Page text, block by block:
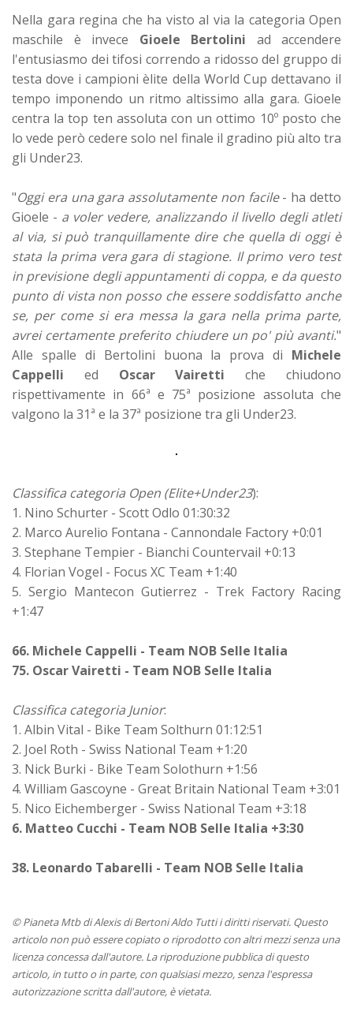
Nella gara regina che ha visto al via la categoria Open
maschile è invece Gioele Bertolini ad accendere
l'entusiasmo dei tifosi correndo a ridosso del gruppo di
testa dove i campioni èlite della World Cup dettavano il
tempo imponendo un ritmo altissimo alla gara. Gioele
centra la top ten assoluta con un ottimo 10º posto che
lo vede però cedere solo nel finale il gradino più alto tra
gli Under23.
"Oggi era una gara assolutamente non facile- ha detto
Gioele - a voler vedere, analizzando il livello degli atleti
al via, si può tranquillamente dire che quella di oggi è
stata la prima vera gara di stagione. Il primo vero test
in previsione degli appuntamenti di coppa, e da questo
punto di vista non posso che essere soddisfatto anche
se, per come si era messa la gara nella prima parte,
avrei certamente preferito chiudere un po' più avanti."
Alle spalle di Bertolini buona la prova di Michele
Cappelli ed Oscar Vairetti che chiudono
rispettivamente in 66ª e 75ª posizione assoluta che
valgono la 31ª e la 37ª posizione tra gli Under23.
Classifica categoria Open (Elite+Under23):
1. Nino Schurter - Scott Odlo 01:30:32
2. Marco Aurelio Fontana - Cannondale Factory +0:01
3. Stephane Tempier - Bianchi Countervail +0:13
4. Florian Vogel - Focus XC Team +1:40
5. Sergio Mantecon Gutierrez - Trek Factory Racing
+1:47
66. Michele Cappelli - Team NOB Selle Italia
75. Oscar Vairetti - Team NOB Selle Italia
Classifica categoria Junior:
1. Albin Vital - Bike Team Solthurn 01:12:51
2. Joel Roth - Swiss National Team +1:20
3. Nick Burki - Bike Team Solothurn +1:56
4. William Gascoyne - Great Britain National Team +3:01
5. Nico Eichemberger - Swiss National Team +3:18
6. Matteo Cucchi - Team NOB Selle Italia +3:30
38. Leonardo Tabarelli - Team NOB Selle Italia
© Pianeta Mtb di Alexis di Bertoni Aldo Tutti i diritti riservati. Questo
articolo non può essere copiato o riprodotto con altri mezzi senza una
licenza concessa dall'autore. La riproduzione pubblica di questo
articolo, in tutto o in parte, con qualsiasi mezzo, senza l'espressa
autorizzazione scritta dall'autore, è vietata.